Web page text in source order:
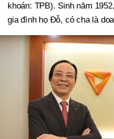
khoán: TPB). Sinh năm
gia đình họ Đỗ, có cha là